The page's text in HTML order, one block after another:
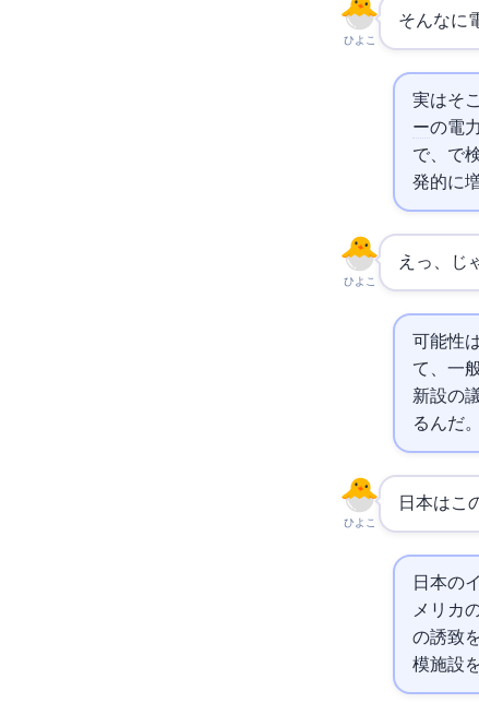
ひよこ
そんなに
実はそ
ーの電力
で、 で
発的に
ひよこ
えっ、じ
可能性
て、一
新設の
るんだ。
ひよこ
日本はこ
日本のAI
メリカ
の誘致
模施設